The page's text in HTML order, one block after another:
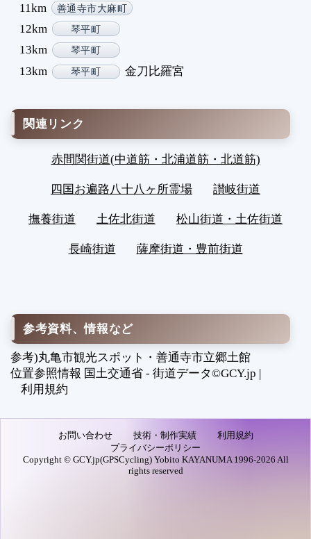
11km 善通寺市大麻町
12km 琴平町
13km 琴平町
13km 琴平町 金刀比羅宮
関連リンク
赤間関街道(中道筋・北浦道筋・北道筋)
四国お遍路八十八ヶ所霊場 讃岐街道
撫養街道 土佐北街道 松山街道・土佐街道
長崎街道 薩摩街道・豊前街道
参考資料、情報など
参考)丸亀市観光スポット・善通寺市立郷土館
位置参照情報 国土交通省 - 街道データ©GCY.jp |
利用規約
お問い合わせ 技術・制作実績
利用規約
プライバシーポリシー
Copyright © GCY.jp(GPSCycling) Yobito KAYANUMA 1996-2026 All
rights reserved